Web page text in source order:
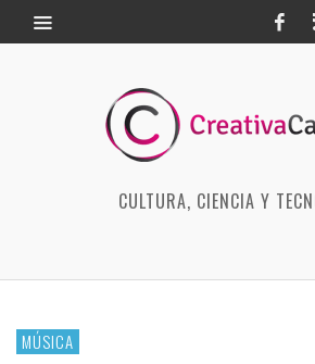
CULTURA, CIENCIA Y
MÚSICA